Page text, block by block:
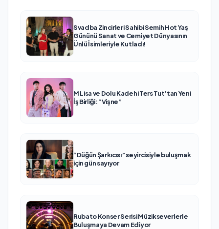
Svadba Zincirleri Sahibi Semih Hot Yaş
Gününü Sanat ve Cemiyet Dünyasının
Ünlü İsimleriyle Kutladı!
M Lisa ve Dolu Kadehi Ters Tut’tan Yeni
İş Birliği: “Vişne”
“Düğün Şarkıcısı” seyircisiyle buluşmak
için gün sayıyor
Rubato Konser Serisi Müzikseverlerle
Buluşmaya Devam Ediyor